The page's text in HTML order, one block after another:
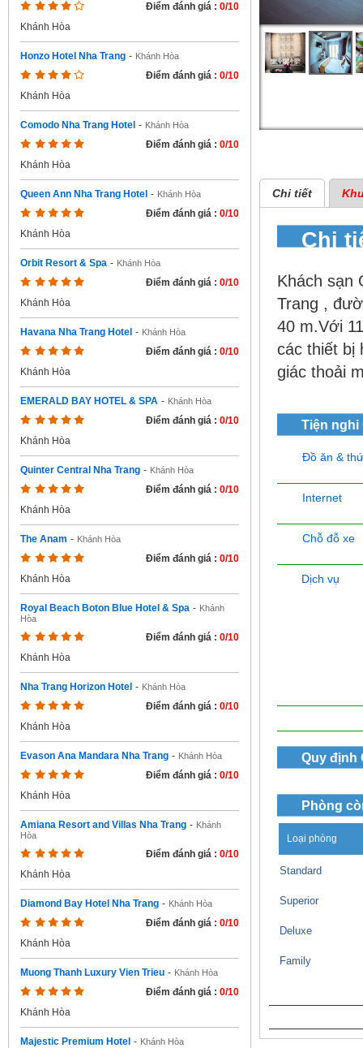
Điểm đánh giá : 0/10
Khánh Hòa
Honzo Hotel Nha Trang - Khánh Hòa
Điểm đánh giá : 0/10
Khánh Hòa
Comodo Nha Trang Hotel - Khánh Hòa
Điểm đánh giá : 0/10
Khánh Hòa
Queen Ann Nha Trang Hotel - Khánh Hòa
Điểm đánh giá : 0/10
Khánh Hòa
Orbit Resort & Spa - Khánh Hòa
Điểm đánh giá : 0/10
Khánh Hòa
Havana Nha Trang Hotel - Khánh Hòa
Điểm đánh giá : 0/10
Khánh Hòa
EMERALD BAY HOTEL & SPA - Khánh Hòa
Điểm đánh giá : 0/10
Khánh Hòa
Quinter Central Nha Trang - Khánh Hòa
Điểm đánh giá : 0/10
Khánh Hòa
The Anam - Khánh Hòa
Điểm đánh giá : 0/10
Khánh Hòa
Royal Beach Boton Blue Hotel & Spa - Khánh
Hòa
Điểm đánh giá : 0/10
Khánh Hòa
Nha Trang Horizon Hotel - Khánh Hòa
Điểm đánh giá : 0/10
Khánh Hòa
Evason Ana Mandara Nha Trang - Khánh Hòa
Điểm đánh giá : 0/10
Khánh Hòa
Amiana Resort and Villas Nha Trang - Khánh
Hòa
Điểm đánh giá : 0/10
Khánh Hòa
Diamond Bay Hotel Nha Trang - Khánh Hòa
Điểm đánh giá : 0/10
Khánh Hòa
Muong Thanh Luxury Vien Trieu - Khánh Hòa
Điểm đánh giá : 0/10
Khánh Hòa
Majestic Premium Hotel - Khánh Hòa
Chi tiết
Chi
Khách sạn
Trang ,
40 m.Với
các thiết bị
giác thoải
Tiện nghi
Đồ ăn &
Internet
Chỗ đỗ xe
Dịch vụ
Quy định
Phòng
Loại phòng
Standard
Superior
Deluxe
Family